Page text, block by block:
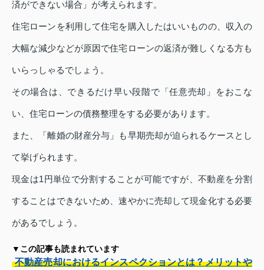
済ができない場合」が考えられます。
住宅ローンを利用して住宅を購入したはいいものの、収入の
大幅な減少などが原因で住宅ローンの返済が難しくなる方も
いらっしゃるでしょう。
その場合は、できるだけ早い段階で「任意売却」をおこな
い、住宅ローンの債務整理をする必要があります。
また、「離婚の財産分与」も早期売却が迫られるケースとし
て挙げられます。
現金は1円単位で分割することが可能ですが、不動産を分割
することはできないため、速やかに売却して現金化する必要
があるでしょう。
▼この記事も読まれています
不動産売却におけるインスペクションとは？メリットや